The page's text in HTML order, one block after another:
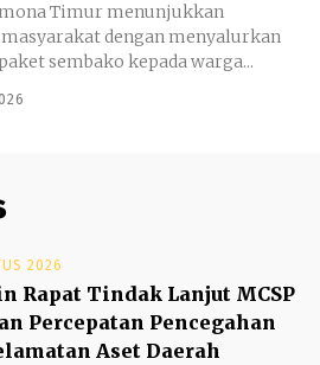
Timur menunjukkan
dengan menyalurkan
sembako kepada warga...
2026
Rapat Tindak Lanjut MCSP
Percepatan Pencegahan
Aset Daerah